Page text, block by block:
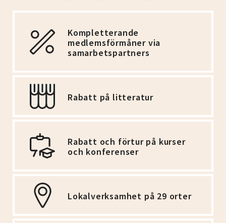
Kompletterande
medlemsförmåner via
samarbetspartners
Rabatt på litteratur
Rabatt och förtur på kurser
och konferenser
Lokalverksamhet på 29 orter